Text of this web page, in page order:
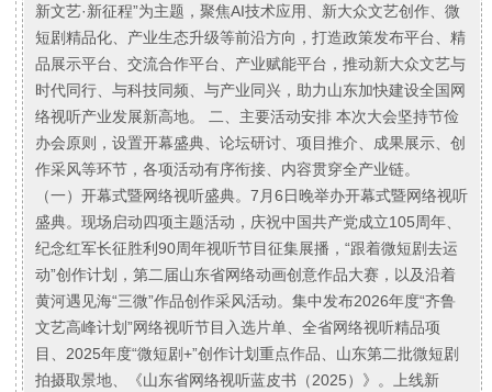
新文艺·新征程”为主题，聚焦AI技术应用、新大众文艺创作、微
短剧精品化、产业生态升级等前沿方向，打造政策发布平台、精
品展示平台、交流合作平台、产业赋能平台，推动新大众文艺与
时代同行、与科技同频、与产业同兴，助力山东加快建设全国网
络视听产业发展新高地。 二、主要活动安排 本次大会坚持节俭
办会原则，设置开幕盛典、论坛研讨、项目推介、成果展示、创
作采风等环节，各项活动有序衔接、内容贯穿全产业链。
（一）开幕式暨网络视听盛典。7月6日晚举办开幕式暨网络视听
盛典。现场启动四项主题活动，庆祝中国共产党成立105周年、
纪念红军长征胜利90周年视听节目征集展播，“跟着微短剧去运
动”创作计划，第二届山东省网络动画创意作品大赛，以及沿着
黄河遇见海“三微”作品创作采风活动。集中发布2026年度“齐鲁
文艺高峰计划”网络视听节目入选片单、全省网络视听精品项
目、2025年度“微短剧+”创作计划重点作品、山东第二批微短剧
拍摄取景地、《山东省网络视听蓝皮书（2025）》。上线新